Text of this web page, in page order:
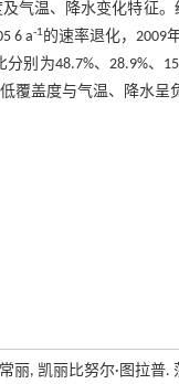
气温、降水变化特征
6 a-1 的速率退化，2009
别为48.7%、28.9%、
覆盖度与气温、降水呈
丽, 凯丽比努尔·图拉